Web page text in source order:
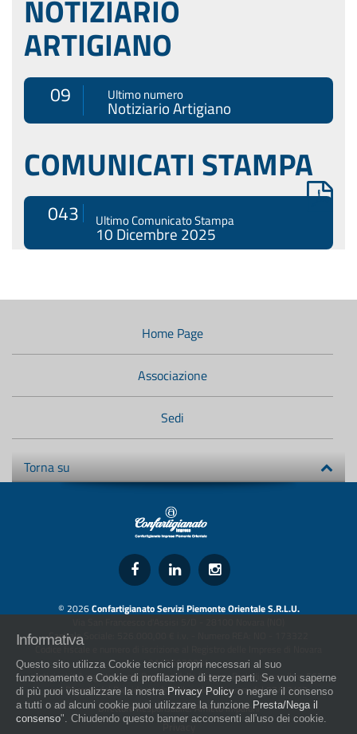
NOTIZIARIO
ARTIGIANO
09 Ultimo numero
Notiziario Artigiano
COMUNICATI STAMPA
043 Ultimo Comunicato Stampa
10 Dicembre 2025
Menù
Home Page
Associazione
Sedi
Torna su
© 2026Confartigianato Servizi Piemonte Orientale S.R.L.U.
Capitale Sociale: 526.000,00 € i.v. - Numero REA: NO - 173322
Codice fiscale e numero di iscrizione al Registro delle Imprese di Novara
01436930034
artigiani.it è registrato nel Registro della Stampa Periodica con il nr. 562
con Decreto del Presidente del Tribunale di Novara del 07/03/13
Direttore Responsabile: Amleto Impaloni
Privacy
Informativa
Questo sito utilizza Cookie tecnici propri necessari al suo
funzionamento e Cookie di profilazione di terze parti. Se vuoi saperne
di più puoi visualizzare la nostra Privacy Policy o negare il consenso
a tutti o ad alcuni cookie puoi utilizzare la funzione Presta/Nega il
consenso". Chiudendo questo banner acconsenti all'uso dei cookie.